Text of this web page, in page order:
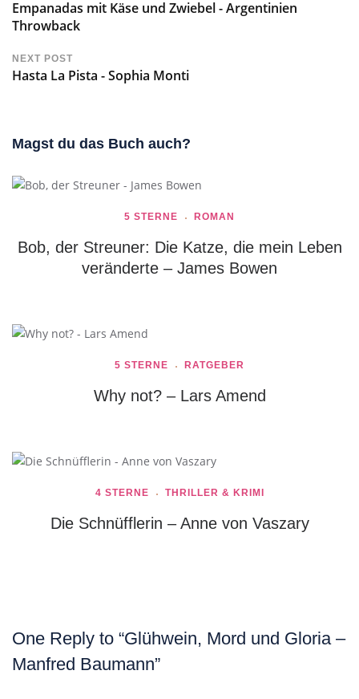
Empanadas mit Käse und Zwiebel - Argentinien
Throwback
NEXT POST
Hasta La Pista - Sophia Monti
Magst du das Buch auch?
5 STERNE ROMAN
Bob, der Streuner: Die Katze, die mein Leben
veränderte – James Bowen
5 STERNE RATGEBER
Why not? – Lars Amend
4 STERNE THRILLER & KRIMI
Die Schnüfflerin – Anne von Vaszary
One Reply to “Glühwein, Mord und Gloria –
Manfred Baumann”